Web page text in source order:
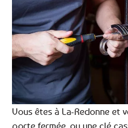
Vous êtes à La-Redonne et